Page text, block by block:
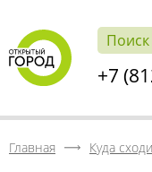
+7
Главная Куда